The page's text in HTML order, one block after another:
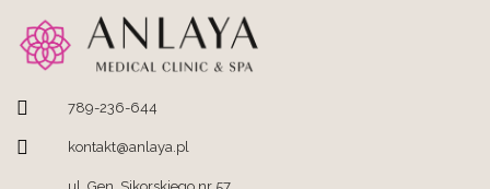
789-236-644
kontakt@anlaya.pl